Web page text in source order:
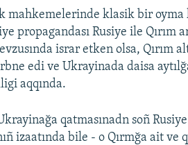
mahkemelerinde klasik bir oyma
propagandası Rusiye ile Qırım
israr etken olsa, Qırım
edi ve Ukrayinada daisa
aqqında.
qatmasınadn soñ
izaatında bile - o Qırmğa ait ve